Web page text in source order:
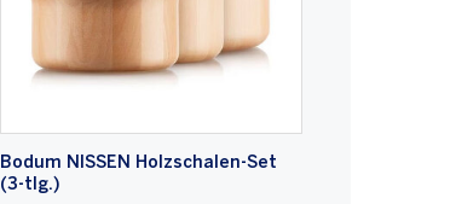
Bodum NISSEN Holzschalen-Set
(3-tlg.)